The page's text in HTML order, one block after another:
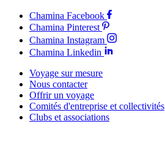
Chamina Facebook
Chamina Pinterest
Chamina Instagram
Chamina Linkedin
Voyage sur mesure
Nous contacter
Offrir un voyage
Comités d'entreprise et collectivités
Clubs et associations